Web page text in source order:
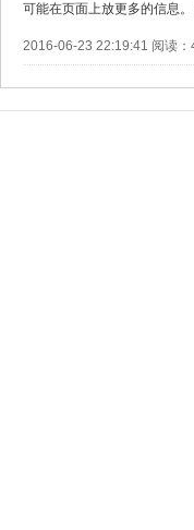
可能在页面上放更多的信息
2016-06-23 22:19:41 阅读：